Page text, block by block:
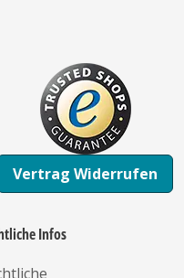
Vertrag Widerrufen
Infos